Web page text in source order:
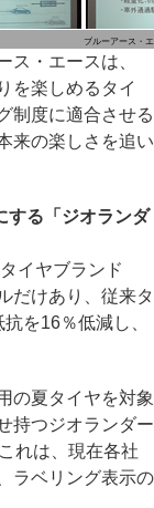
ブルーアース・
・エースは、
を楽しめるタイ
制度に適合させる
来の楽しさを追い
する「ジオランダ
イヤブランド
だけあり、従来タ
を16％低減し、
の夏タイヤを対象
持つジオランダー
れは、現在各社
ラベリング表示の